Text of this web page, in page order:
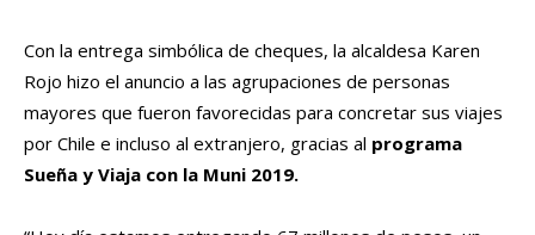
Con la entrega simbólica de cheques, la alcaldesa Karen
Rojo hizo el anuncio a las agrupaciones de personas
mayores que fueron favorecidas para concretar sus viajes
por Chile e incluso al extranjero, gracias al programa
Sueña y Viaja con la Muni 2019.